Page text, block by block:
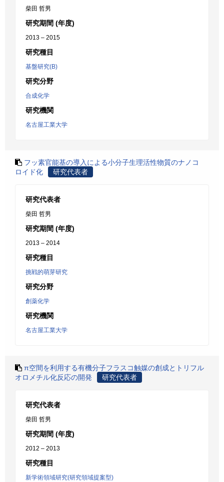
柴田 哲男
研究期間 (年度)
2013 – 2015
研究種目
基盤研究(B)
研究分野
合成化学
研究機関
名古屋工業大学
フッ素官能基の導入による小分子生理活性物質のナノコ
ロイド化
研究代表者
研究代表者
柴田 哲男
研究期間 (年度)
2013 – 2014
研究種目
挑戦的萌芽研究
研究分野
創薬化学
研究機関
名古屋工業大学
π空間を利用する有機分子フラスコ触媒の創成とトリフル
オロメチル化反応の開発
研究代表者
研究代表者
柴田 哲男
研究期間 (年度)
2012 – 2013
研究種目
新学術領域研究(研究領域提案型)